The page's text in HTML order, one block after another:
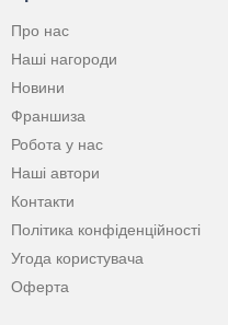
Про нас
Наші нагороди
Новини
Франшиза
Робота у нас
Наші автори
Контакти
Політика конфіденційності
Угода користувача
Оферта